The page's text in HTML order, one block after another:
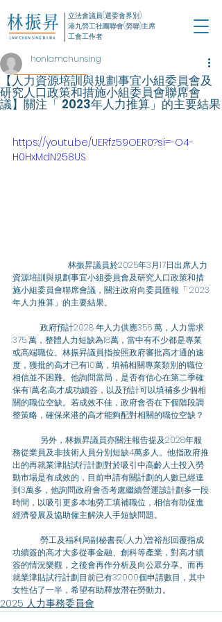
立法會議員(選委會界別)
港九勞工社團聯會(勞聯)主席
工會工作者
【人力資源培訓與規劃事宜小組委員會及
研究人口政策和措施小組委員會聯席會
議】關注「 2023年人力推算」的主要結果
honlamchunsing
https://youtu.be/UERfz59OER0?si=-O4-
H0HxMdN258US
資源培訓與規劃事宜小組委員會及研究人口政策和措
施小組委員會聯席會議，關注政府向委員匯報「 2023
年人力推算」的主要結果。
375 萬，整體人力短缺為18萬，當中有不少都是專業
或高端職位。林振昇議員指按照政府審批高才通的速
度，獲批的高才已有10萬，填補相關專業類別的職位
相信並不困難。他詢問當局，是否有信心在第二季確
保有1萬名高才成功續簽，以及預計可以填補多少個相
關的職位空缺。若成效不佳，政府會否在下個階段調
整策略，確保來港的高才能夠配對相關的職位空缺？
務從業員及非技術人員分別短缺4萬多人。他指政府推
出的再就業津貼試行計劃對於吸引中高齡人士投入勞
動市場是有成效的，目前申請有關計劃的人數已經達
到3萬多，他詢問政府會否考慮繼續營運該計劃多一段
時間，以吸引更多本地勞工填補職位，相信有助促進
經濟發展及協助僱主解決人手短缺問題。
功續簽的高才大多從事金融、創科等產業，對高才續
簽的情況樂觀，之後會再作分析及向公眾分享。而再
就業津貼試行計劃目前已有32000個申請數目，其中
女性佔了一半，希望有助釋放潛在勞動力。
2025 人力事務委員會